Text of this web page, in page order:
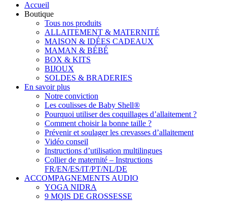
Accueil
Boutique
Tous nos produits
ALLAITEMENT & MATERNITÉ
MAISON & IDÉES CADEAUX
MAMAN & BÉBÉ
BOX & KITS
BIJOUX
SOLDES & BRADERIES
En savoir plus
Notre conviction
Les coulisses de Baby Shell®
Pourquoi utiliser des coquillages d’allaitement ?
Comment choisir la bonne taille ?
Prévenir et soulager les crevasses d’allaitement
Vidéo conseil
Instructions d’utilisation multilingues
Collier de maternité – Instructions
FR/EN/ES/IT/PT/NL/DE
ACCOMPAGNEMENTS AUDIO
YOGA NIDRA
9 MOIS DE GROSSESSE